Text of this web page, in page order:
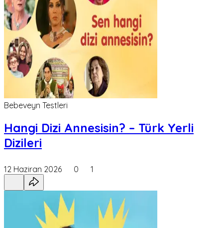
Bebeveyn Testleri
Hangi Dizi Annesisin? – Türk Yerli
Dizileri
12 Haziran 2026 0 1